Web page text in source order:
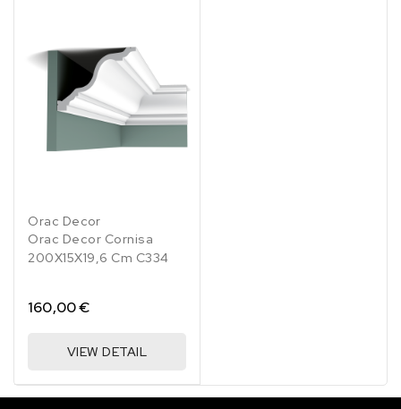
Orac Decor
Orac Decor Cornisa
200X15X19,6 Cm C334
160,00 €
VIEW DETAIL